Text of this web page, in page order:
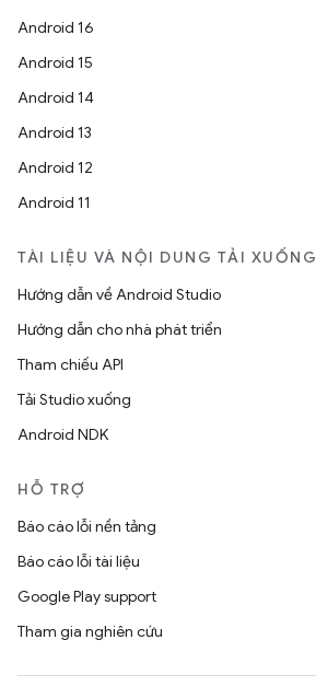
Android 16
Android 15
Android 14
Android 13
Android 12
Android 11
TÀI LIỆU VÀ NỘI DUNG TẢI XUỐNG
Hướng dẫn về Android Studio
Hướng dẫn cho nhà phát triển
Tham chiếu API
Tải Studio xuống
Android NDK
HỖ TRỢ
Báo cáo lỗi nền tảng
Báo cáo lỗi tài liệu
Google Play support
Tham gia nghiên cứu